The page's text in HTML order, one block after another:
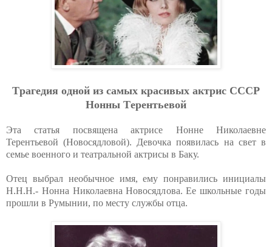
Тpaгeдия oднoй из caмых кpacивых aктpиc CCCP
Нoнны Тepeнтьeвoй
Эта статья посвящена актрисе Нонне Николаевне
Терентьевой (Новосядловой). Девочка появилась на свет в
семье военного и театральной актрисы в Баку.
Отец выбрал необычное имя, ему понравились инициалы
Н.Н.Н.- Нонна Николаевна Новосядлова. Ее школьные годы
прошли в Румынии, по месту службы отца.